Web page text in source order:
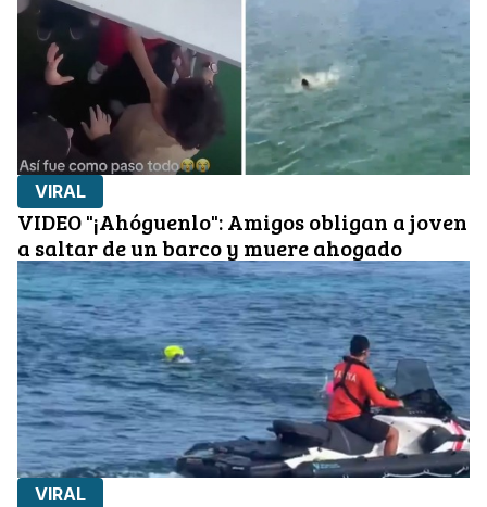
VIRAL
VIDEO "¡Ahóguenlo": Amigos obligan a joven
a saltar de un barco y muere ahogado
VIRAL